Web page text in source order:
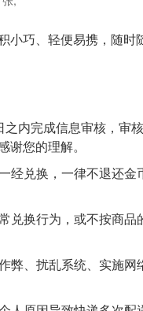
巧、轻便易携，随时
内完成信息审核，审
您的理解。
经兑换，一律不退还
兑换行为，或不按商
弊、扰乱系统、实施